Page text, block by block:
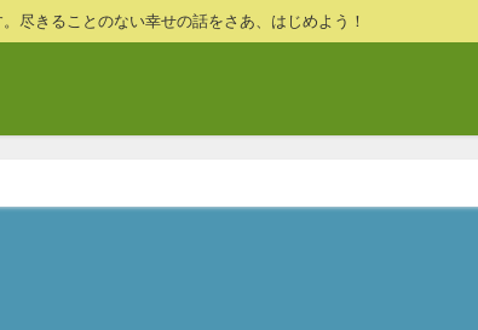
尽きることのない幸せの話をさあ、はじめよう！